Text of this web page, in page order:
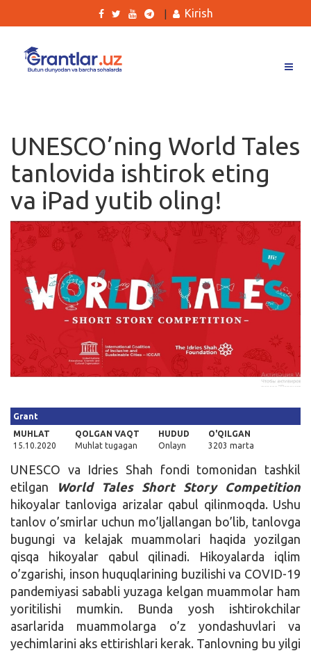
Ishlar
Kurslar
Blog
Yana
Qidirish
Kirish
UNESCO’ning World Tales
tanlovida ishtirok eting
va iPad yutib oling!
Grant
MUHLAT
15.10.2020
QOLGAN VAQT
Muhlat tugagan
HUDUD
Onlayn
O'QILGAN
3203 marta
UNESCO va Idries Shah fondi tomonidan tashkil
etilgan
World Tales Short Story Competition
hikoyalar tanloviga arizalar qabul qilinmoqda. Ushu
tanlov o’smirlar uchun mo’ljallangan bo’lib, tanlovga
bugungi va kelajak muammolari haqida yozilgan
qisqa hikoyalar qabul qilinadi. Hikoyalarda iqlim
o’zgarishi, inson huquqlarining buzilishi va COVID-19
pandemiyasi sababli yuzaga kelgan muammolar ham
yoritilishi mumkin. Bunda yosh ishtirokchilar
asarlarida muammolarga o’z yondashuvlari va
yechimlarini aks ettirishlari kerak. Tanlovning bu yilgi